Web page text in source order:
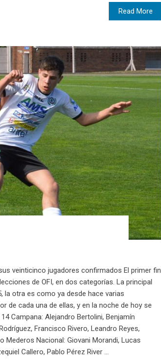
Read More
veinticinco jugadores confirmados El primer fin
de OFI, en dos categorías. La principal
la otra es como ya desde hace varias
de cada una de ellas, y en la noche de hoy se
Campana: Alejandro Bertolini, Benjamín
Francisco Rivero, Leandro Reyes,
Mederos Nacional: Giovani Morandi, Lucas
Callero, Pablo Pérez River ...